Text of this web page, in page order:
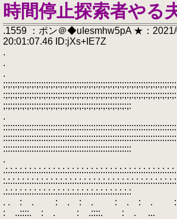
時間停止探索者や
.1559 ：ポン＠◆uIesmhw5pA ★：
20:01:07.46 ID:jXs+IE7Z
.
.
.
;:;:;:;:;:;:;:;:;:;:;:;:;:;:;:;:;:;:;:;:;:;:;:;:;:;:;:
.
::::::::::::::::::::::::::::::::::::::::::::::::::::::
.
.:.:.:.:.:.:.:.:.:.:.:.:.:.:.:.:.:.:.:.:.:.:.:.:.:.:.:
. . : . : . : . : . : . :
: ..::::. : . : .::::. : . ...